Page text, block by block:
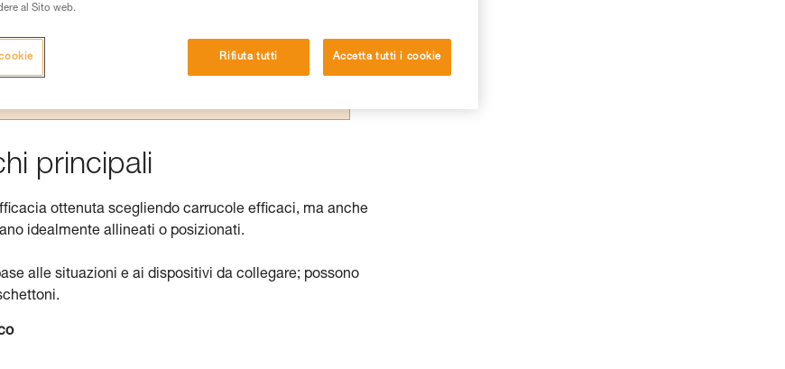
formazione ed un addestramento specifico.
di rifare la manovra, da soli, in piena sicurezza,
attività. Ne possono esistere altre che non
principali
ottenuta scegliendo carrucole efficaci, ma anche
idealmente allineati o posizionati.
alle situazioni e ai dispositivi da collegare; possono
al Sito web.
Rifiuta tutti Accetta tutti i cookie